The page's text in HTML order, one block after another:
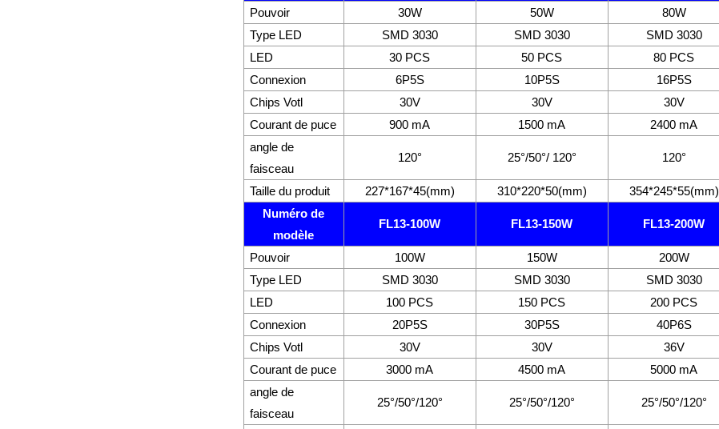
Pouvoir 30W 50W
80W
Type LED
SMD 3030 SMD 3030
SMD 3030
LED
30 PCS 50 PCS
80 PCS
Connexion
6P5S 10P5S
16P5S
Chips Votl
30V 30V
30V
Courant de puce
900 mA 1500 mA
2400 mA
angle de
faisceau
120° 25°/50°/ 120° 120°
Taille du produit 227*167*45(mm) 310*220*50(mm)
354*245*55(mm)
Numéro de
modèle
FL13-100W FL13-150W FL13-200W
Pouvoir 100W 150W
200W
Type LED
SMD 3030 SMD 3030
SMD 3030
LED
100 PCS 150 PCS
200 PCS
Connexion
20P5S 30P5S
40P6S
Chips Votl
30V 30V
36V
Courant de puce
3000 mA 4500 mA
5000 mA
angle de
faisceau
25°/50°/120° 25°/50°/120° 25°/50°/120°